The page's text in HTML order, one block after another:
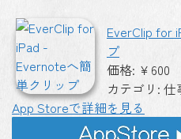
EverClip for
プ
価格: ￥600
カテゴリ:
App Storeで詳細を見る